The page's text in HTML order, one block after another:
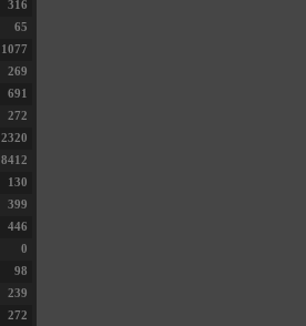
316
65
1077
269
691
272
2320
8412
130
399
446
0
98
239
272